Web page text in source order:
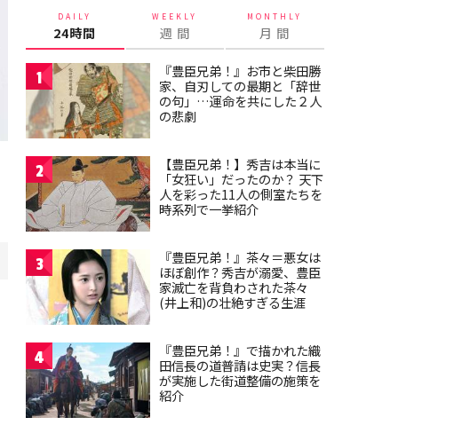
DAILY
24時間
WEEKLY
週 間
MONTHLY
月 間
1
『豊臣兄弟！』お市と柴田勝
家、自刃しての最期と「辞世
の句」…運命を共にした２人
の悲劇
2
【豊臣兄弟！】秀吉は本当に
「女狂い」だったのか？ 天下
人を彩った11人の側室たちを
時系列で一挙紹介
3
『豊臣兄弟！』茶々＝悪女は
ほぼ創作？秀吉が溺愛、豊臣
家滅亡を背負わされた茶々
(井上和)の壮絶すぎる生涯
4
『豊臣兄弟！』で描かれた織
田信長の道普請は史実？信長
が実施した街道整備の施策を
紹介